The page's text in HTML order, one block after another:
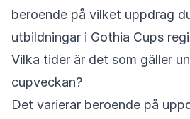
beroende på vilket uppdrag
utbildningar i Gothia Cups
Vilka tider är det som gäller
cupveckan?
Det varierar beroende på